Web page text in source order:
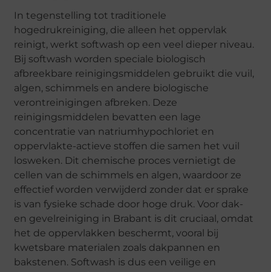
In tegenstelling tot traditionele
hogedrukreiniging, die alleen het oppervlak
reinigt, werkt softwash op een veel dieper niveau.
Bij softwash worden speciale biologisch
afbreekbare reinigingsmiddelen gebruikt die vuil,
algen, schimmels en andere biologische
verontreinigingen afbreken. Deze
reinigingsmiddelen bevatten een lage
concentratie van natriumhypochloriet en
oppervlakte-actieve stoffen die samen het vuil
losweken. Dit chemische proces vernietigt de
cellen van de schimmels en algen, waardoor ze
effectief worden verwijderd zonder dat er sprake
is van fysieke schade door hoge druk. Voor dak-
en gevelreiniging in Brabant is dit cruciaal, omdat
het de oppervlakken beschermt, vooral bij
kwetsbare materialen zoals dakpannen en
bakstenen. Softwash is dus een veilige en